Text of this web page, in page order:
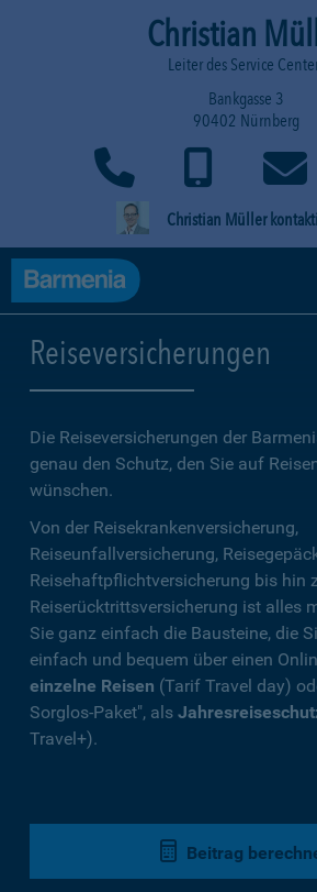
Christian
Leiter des Service
Bankgasse 3
90402 Nürnberg
Christian Müller
Reiseversicherungen
Die Reiseversicherungen der
genau den Schutz, den Sie auf
wünschen.
Von der Reisekrankenversicherung,
Reiseunfallversicherung,
Reisehaftpflichtversicherung bis hin
Reiserücktrittsversicherung ist alles
Sie ganz einfach die Bausteine, die
einfach und bequem über einen
einzelne Reisen (Tarif Travel day)
Sorglos-Paket", als
Travel+).
Beitrag